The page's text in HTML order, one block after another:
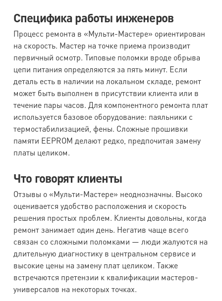
Специфика работы инженеров
Процесс ремонта в «Мульти-Мастере» ориентирован
на скорость. Мастер на точке приема производит
первичный осмотр. Типовые поломки вроде обрыва
цепи питания определяются за пять минут. Если
деталь есть в наличии на локальном складе, ремонт
может быть выполнен в присутствии клиента или в
течение пары часов. Для компонентного ремонта плат
используется базовое оборудование: паяльники с
термостабилизацией, фены. Сложные прошивки
памяти EEPROM делают редко, предпочитая замену
платы целиком.
Что говорят клиенты
Отзывы о «Мульти-Мастере» неоднозначны. Высоко
оценивается удобство расположения и скорость
решения простых проблем. Клиенты довольны, когда
ремонт занимает один день. Негатив чаще всего
связан со сложными поломками — люди жалуются на
длительную диагностику в центральном сервисе и
высокие цены на замену плат целиком. Также
встречаются претензии к квалификации мастеров-
универсалов на некоторых точках.